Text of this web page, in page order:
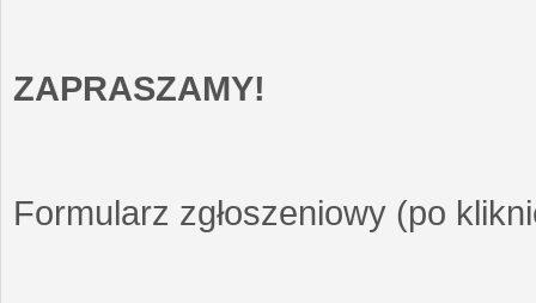
ZAPRASZAMY!
Formularz zgłoszeniowy (po